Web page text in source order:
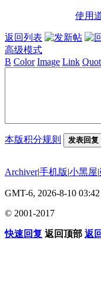
使用
返回列表
高级模式
B Color Image Link
本版积分规则 发表回复
Archiver|手机版|小黑屋|
GMT-6, 2026-8-10 03:42
© 2001-2017
快速回复 返回顶部 返